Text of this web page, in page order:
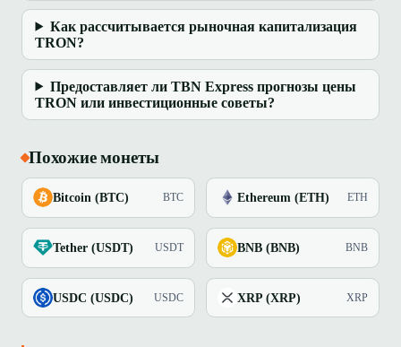
Как рассчитывается рыночная капитализация
TRON?
Предоставляет ли TBN Express прогнозы цены
TRON или инвестиционные советы?
Похожие монеты
Bitcoin (BTC) BTC Ethereum (ETH) ETH
Tether (USDT) USDT BNB (BNB) BNB
USDC (USDC) USDC XRP (XRP) XRP